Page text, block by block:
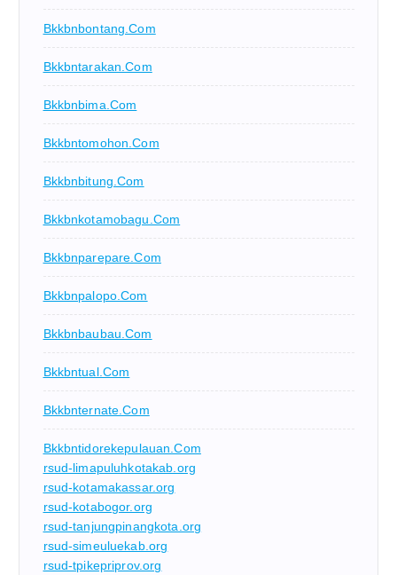
Bkkbnbontang.com
Bkkbntarakan.com
Bkkbnbima.com
Bkkbntomohon.com
Bkkbnbitung.com
Bkkbnkotamobagu.com
Bkkbnparepare.com
Bkkbnpalopo.com
Bkkbnbaubau.com
Bkkbntual.com
Bkkbnternate.com
Bkkbntidorekepulauan.com
rsud-limapuluhkotakab.org
rsud-kotamakassar.org
rsud-kotabogor.org
rsud-tanjungpinangkota.org
rsud-simeuluekab.org
rsud-tpikepriprov.org